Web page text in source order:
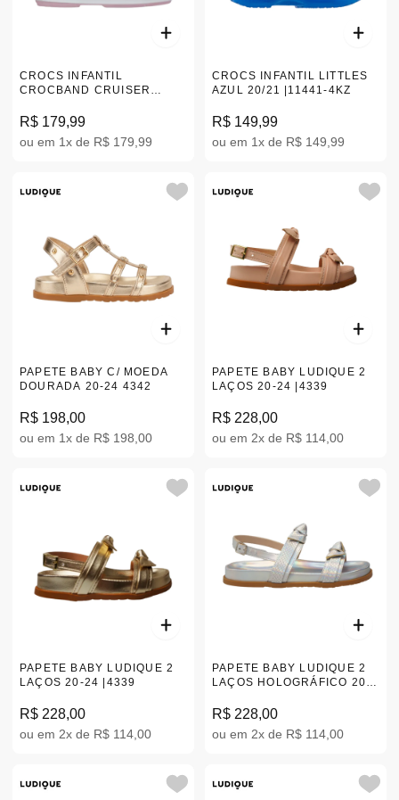
CROCS INFANTIL
CROCBAND CRUISER
|209424-841
R$ 179,99
ou em 1x de R$ 179,99
CROCS INFANTIL LITTLES
AZUL 20/21 |11441-4KZ
R$ 149,99
ou em 1x de R$ 149,99
PAPETE BABY C/ MOEDA
DOURADA 20-24 4342
R$ 198,00
ou em 1x de R$ 198,00
PAPETE BABY LUDIQUE 2
LAÇOS 20-24 |4339
R$ 228,00
ou em 2x de R$ 114,00
PAPETE BABY LUDIQUE 2
LAÇOS 20-24 |4339
R$ 228,00
ou em 2x de R$ 114,00
PAPETE BABY LUDIQUE 2
LAÇOS HOLOGRÁFICO 20-
R$ 228,00
ou em 2x de R$ 114,00